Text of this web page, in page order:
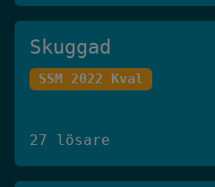
Skuggad
SSM 2022 Kval
27 lösare